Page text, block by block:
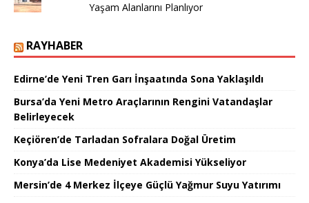
Yaşam Alanlarını Planlıyor
RAYHABER
Edirne’de Yeni Tren Garı İnşaatında Sona Yaklaşıldı
Bursa’da Yeni Metro Araçlarının Rengini Vatandaşlar
Belirleyecek
Keçiören’de Tarladan Sofralara Doğal Üretim
Konya’da Lise Medeniyet Akademisi Yükseliyor
Mersin’de 4 Merkez İlçeye Güçlü Yağmur Suyu Yatırımı